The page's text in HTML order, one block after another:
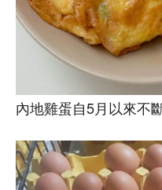
內地雞蛋自5月以來不